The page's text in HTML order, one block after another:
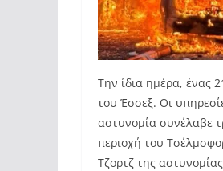
Την ίδια ημέρα, ένας
του Έσσεξ. Οι
αστυνομία συνέλαβε
περιοχή του
Τζορτζ της